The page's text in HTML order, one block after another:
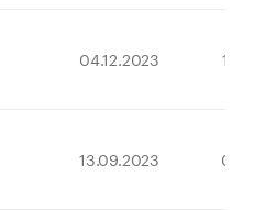
04.12.2023
13.09.2023